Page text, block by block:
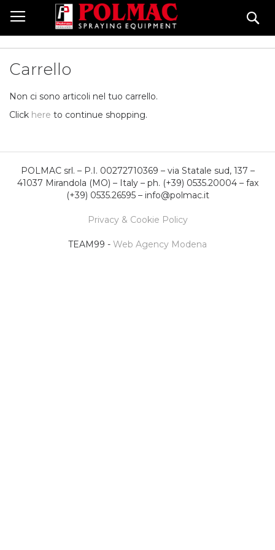
Salta
al
contenuto
Carrello
Non ci sono articoli nel tuo carrello.
Click here to continue shopping.
POLMAC srl. – P.I. 00272710369 – via Statale sud, 137 –
41037 Mirandola (MO) – Italy – ph. (+39) 0535.20004 – fax
(+39) 0535.26595 – info@polmac.it
Privacy & Cookie Policy
TEAM99 - Web Agency Modena